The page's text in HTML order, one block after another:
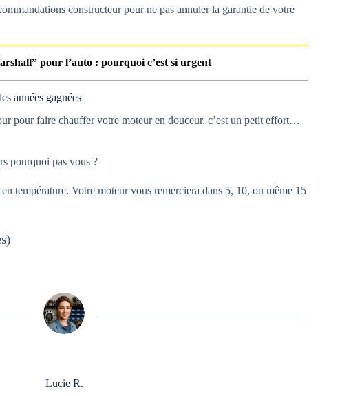
constructeur pour ne pas annuler la garantie de votre
pour l’auto : pourquoi c’est si urgent
années gagnées
pour faire chauffer votre moteur en douceur, c’est un petit effort…
pourquoi pas vous ?
température. Votre moteur vous remerciera dans 5, 10, ou même 15
Lucie R.